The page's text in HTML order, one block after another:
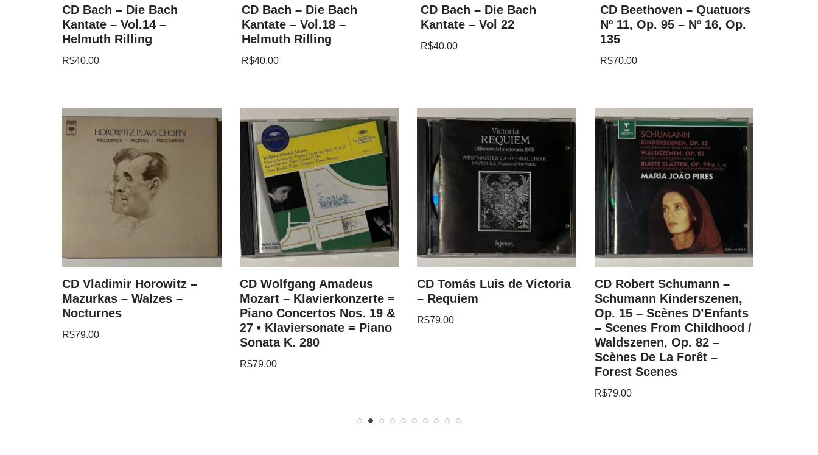
CD Bach – Die Bach
Kantate – Vol.14 –
Helmuth Rilling
R$40.00
CD Bach – Die Bach
Kantate – Vol.18 –
Helmuth Rilling
R$40.00
CD Bach – Die Bach
Kantate – Vol 22
R$40.00
CD Beethoven – Quatuors
Nº 11, Op. 95 – Nº 16, Op.
135
R$70.00
CD Vladimir Horowitz –
Mazurkas – Walzes –
Nocturnes
R$79.00
CD Wolfgang Amadeus
Mozart – Klavierkonzerte =
Piano Concertos Nos. 19 &
27 • Klaviersonate = Piano
Sonata K. 280
R$79.00
CD Tomás Luis de Victoria
– Requiem
R$79.00
CD Robert Schumann –
Schumann Kinderszenen,
Op. 15 – Scènes D’Enfants
– Scenes From Childhood /
Waldszenen, Op. 82 –
Scènes De La Forêt –
Forest Scenes
R$79.00